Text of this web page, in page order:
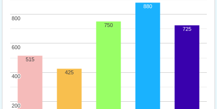
200
200
400
400
600
600
800
800
515
425
750
880
725